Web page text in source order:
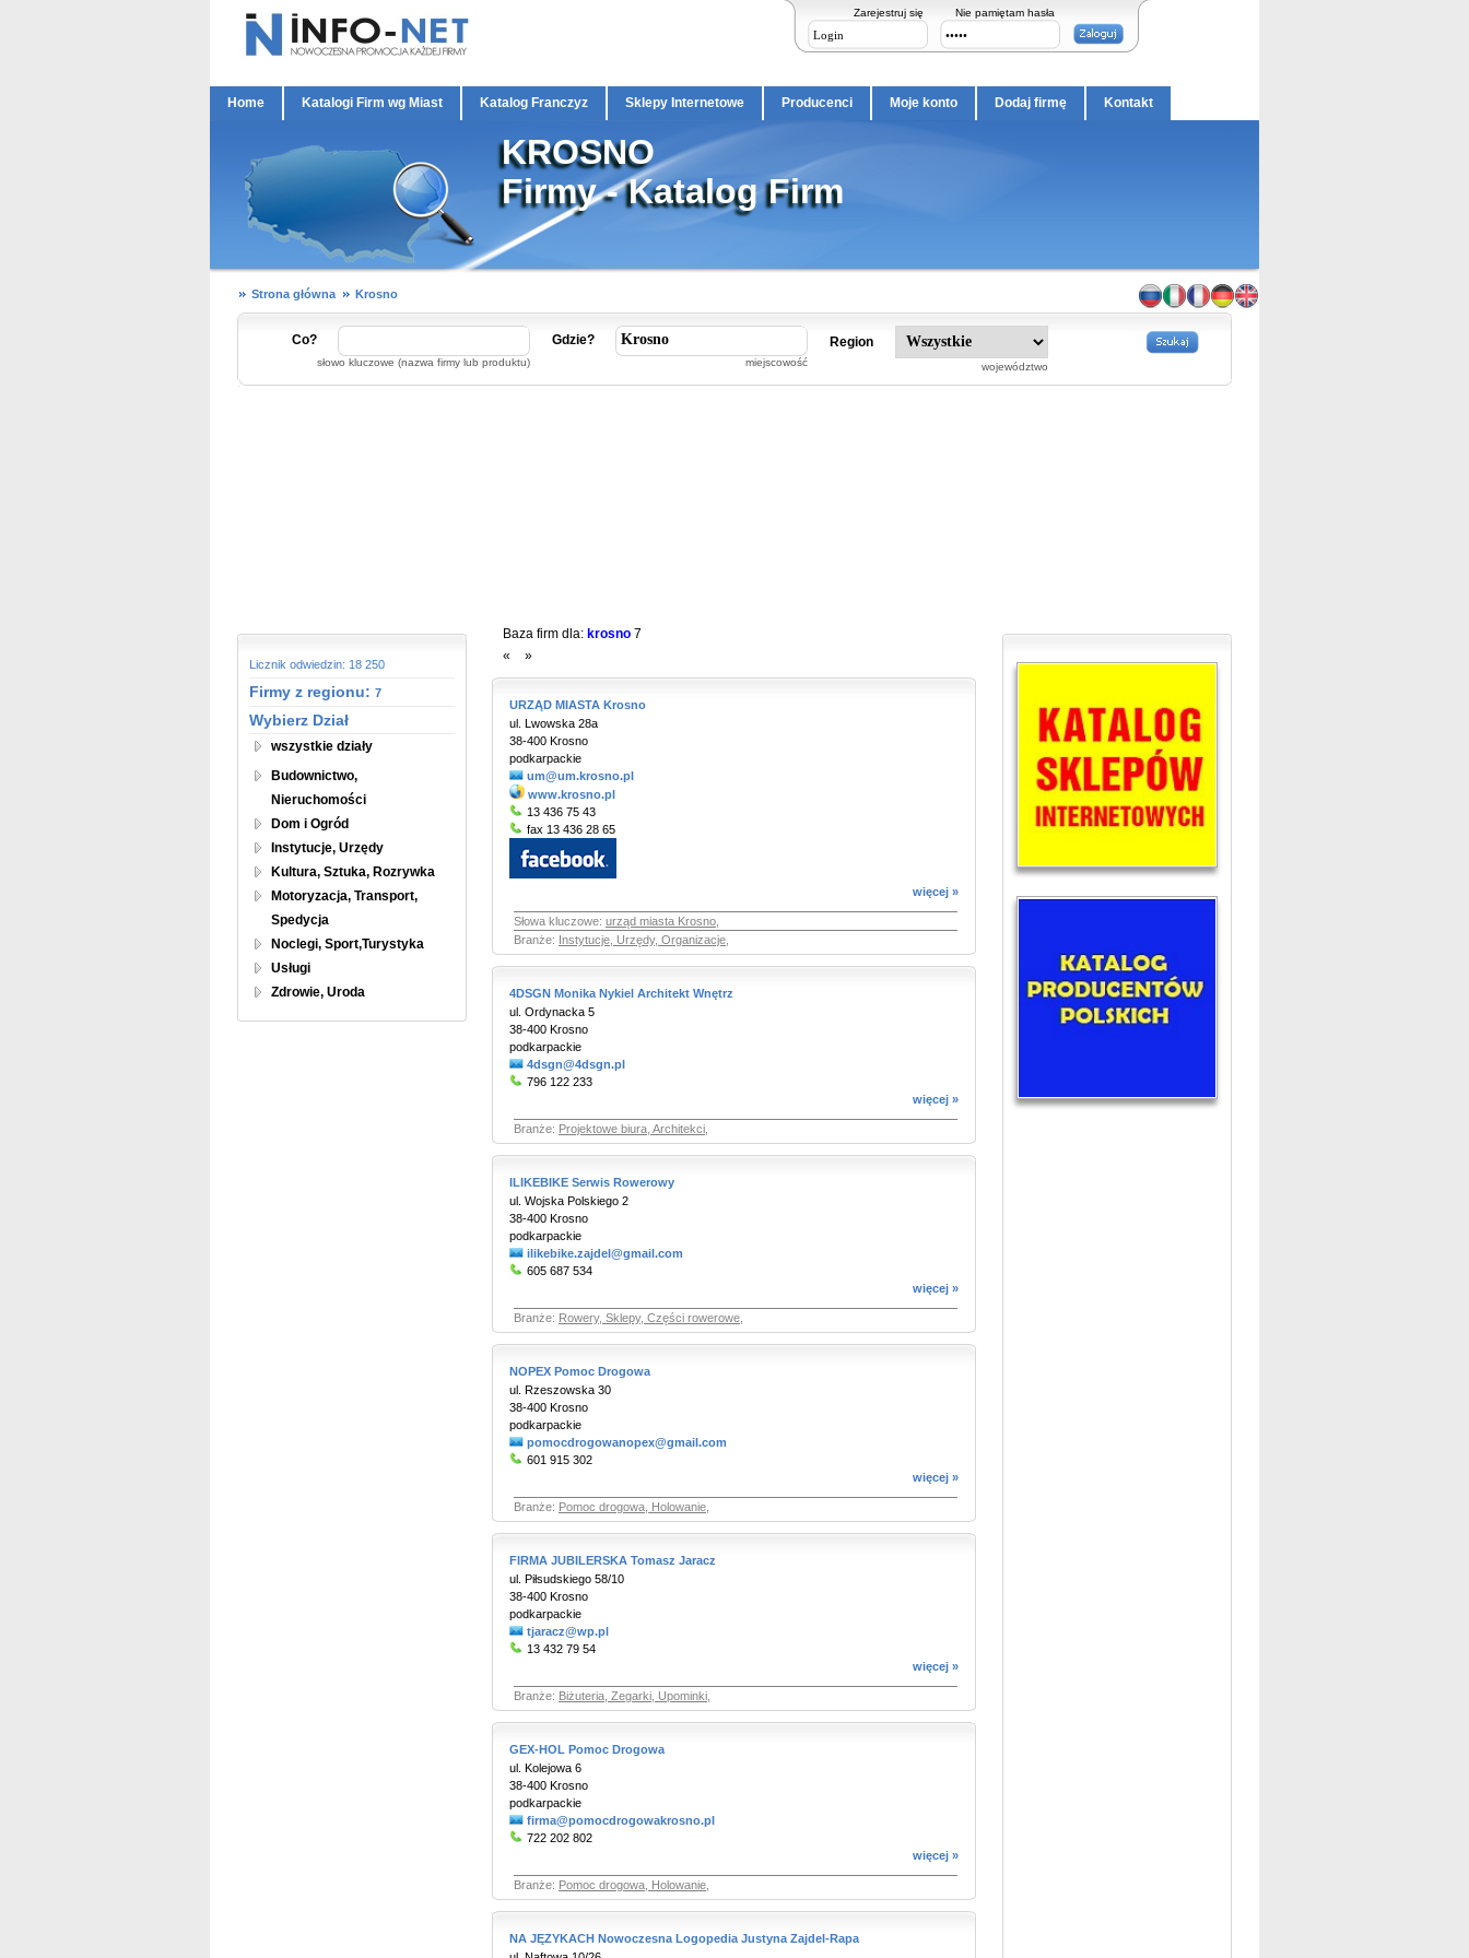
Zarejestruj się Nie pamiętam hasła
Home Katalogi Firm wg Miast Katalog Franczyz Sklepy Internetowe Producenci Moje konto Dodaj firmę Kontakt
KROSNO
Firmy - Katalog Firm
Strona główna Krosno
Co?
słowo kluczowe (nazwa firmy lub produktu)
Gdzie?
miejscowość
Region
województwo
Licznik odwiedzin: 18 250
Firmy z regionu: 7
Wybierz Dział
wszystkie działy
Budownictwo,
Nieruchomości
Dom i Ogród
Instytucje, Urzędy
Kultura, Sztuka, Rozrywka
Motoryzacja, Transport,
Spedycja
Noclegi, Sport,Turystyka
Usługi
Zdrowie, Uroda
Baza firm dla: krosno 7
«
»
URZĄD MIASTA Krosno
ul. Lwowska 28a
38-400 Krosno
podkarpackie
um@um.krosno.pl
www.krosno.pl
13 436 75 43
fax 13 436 28 65
więcej »
Słowa kluczowe: urząd miasta Krosno
Branże: Instytucje, Urzędy, Organizacje
4DSGN Monika Nykiel Architekt Wnętrz
ul. Ordynacka 5
38-400 Krosno
podkarpackie
4dsgn@4dsgn.pl
796 122 233
więcej »
Branże: Projektowe biura, Architekci
ILIKEBIKE Serwis Rowerowy
ul. Wojska Polskiego 2
38-400 Krosno
podkarpackie
ilikebike.zajdel@gmail.com
605 687 534
więcej »
Branże: Rowery, Sklepy, Części rowerowe
NOPEX Pomoc Drogowa
ul. Rzeszowska 30
38-400 Krosno
podkarpackie
pomocdrogowanopex@gmail.com
601 915 302
więcej »
Branże: Pomoc drogowa, Holowanie
FIRMA JUBILERSKA Tomasz Jaracz
ul. Piłsudskiego 58/10
38-400 Krosno
podkarpackie
tjaracz@wp.pl
13 432 79 54
więcej »
Branże: Biżuteria, Zegarki, Upominki
GEX-HOL Pomoc Drogowa
ul. Kolejowa 6
38-400 Krosno
podkarpackie
firma@pomocdrogowakrosno.pl
722 202 802
więcej »
Branże: Pomoc drogowa, Holowanie
NA JĘZYKACH Nowoczesna Logopedia Justyna Zajdel-Rapa